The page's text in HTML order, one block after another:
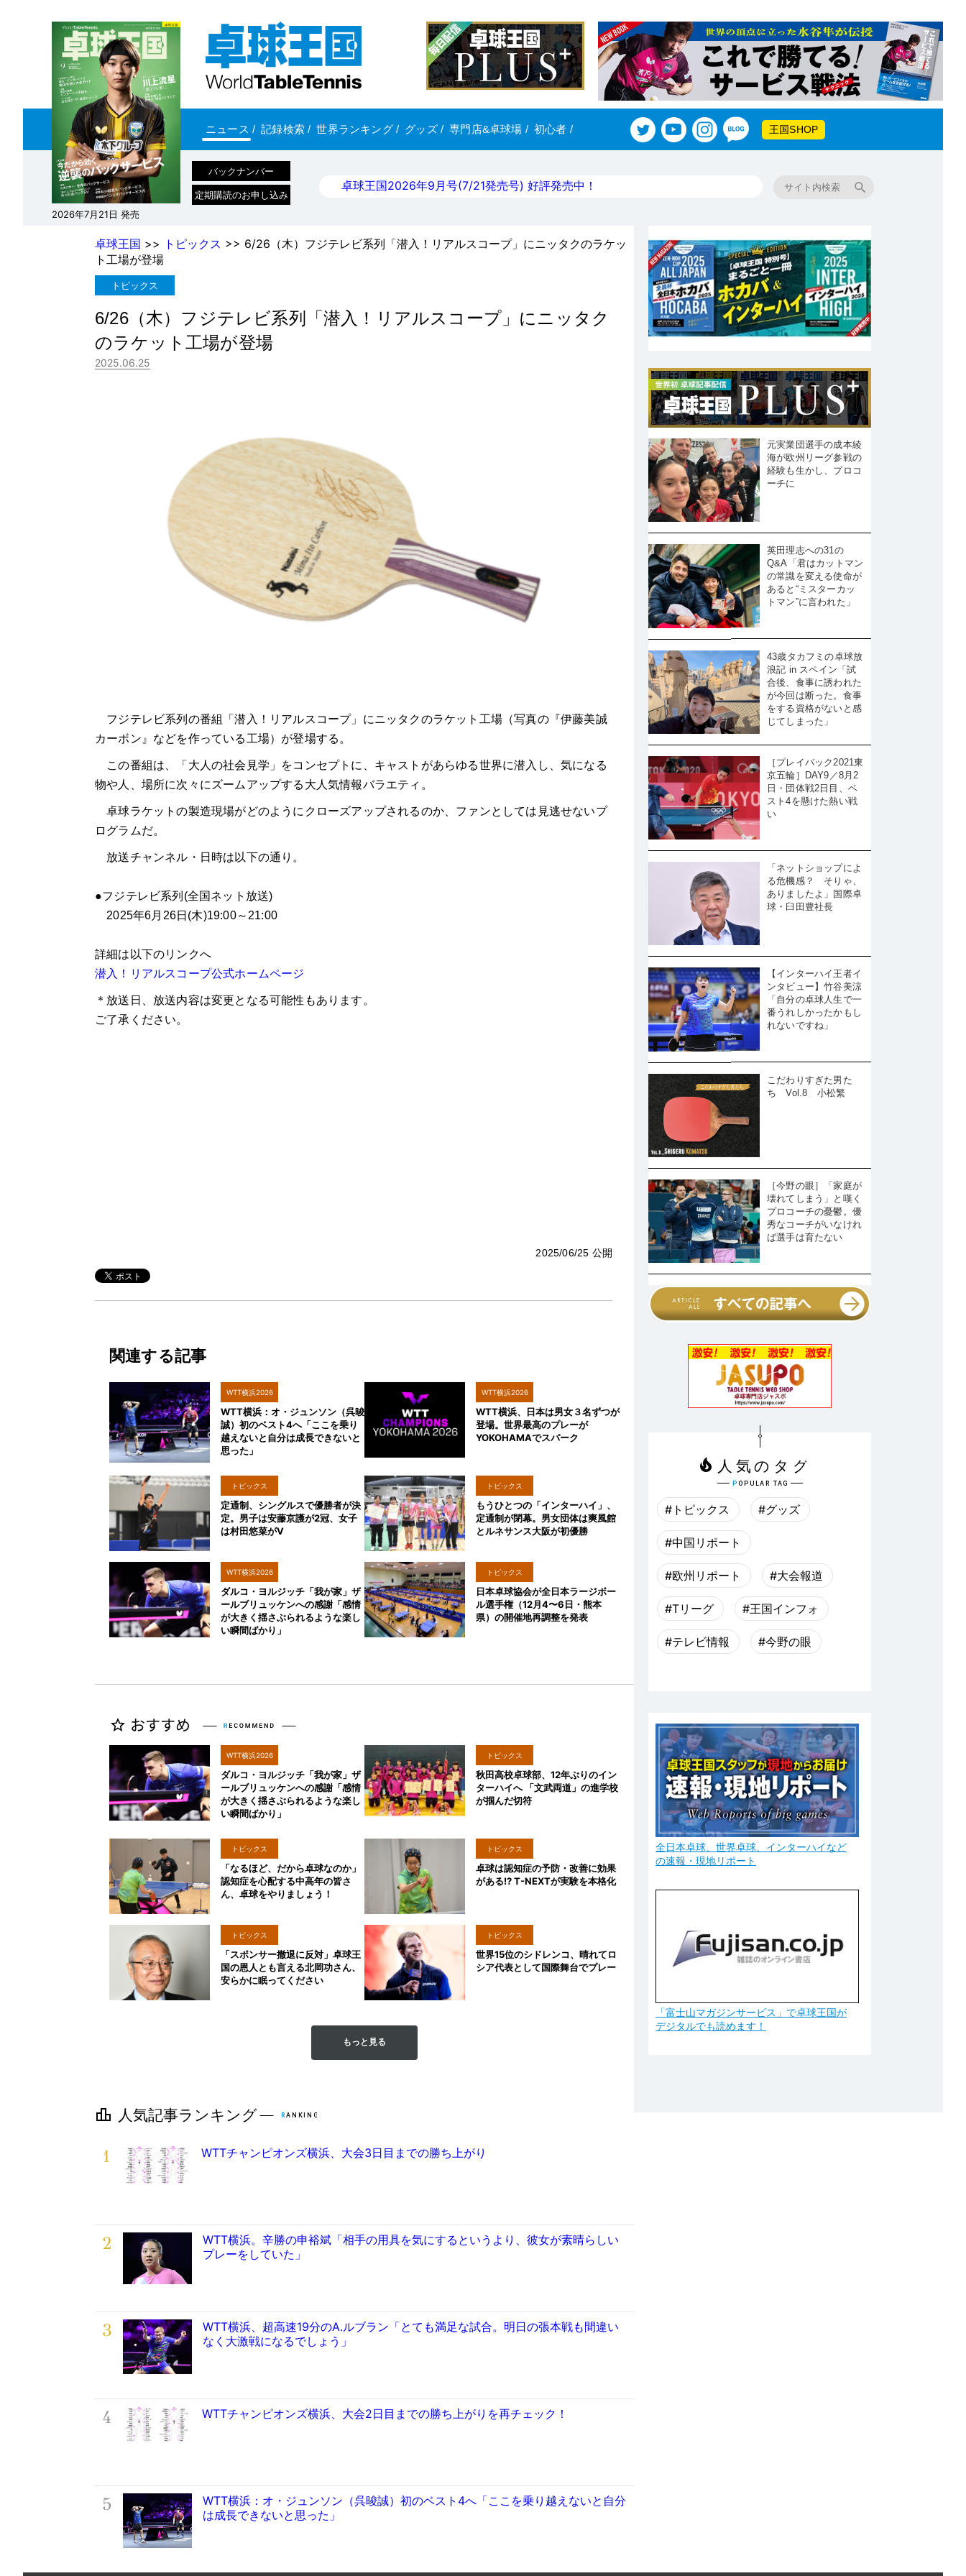
ニュース / 記録検索 / 世界ランキング/ グッズ/ 専門店&卓球場 / 初心者 / 王国SHOP
2026年7月21日 発売
バックナンバー
定期購読のお申し込み
卓球王国2026年9月号(7/21発売号) 好評発売中！
卓球王国 >> トピックス >> 6/26（木）フジテレビ系列「潜入！リアルスコープ」にニッタクのラケッ
ト工場が登場
トピックス
6/26（木）フジテレビ系列「潜入！リアルスコープ」にニッタク
のラケット工場が登場
2025.06.25
フジテレビ系列の番組「潜入！リアルスコープ」にニッタクのラケット工場（写真の『伊藤美誠
カーボン』などを作っている工場）が登場する。
この番組は、「大人の社会見学」をコンセプトに、キャストがあらゆる世界に潜入し、気になる
物や人、場所に次々にズームアップする大人気情報バラエティ。
卓球ラケットの製造現場がどのようにクローズアップされるのか、ファンとしては見逃せないプ
ログラムだ。
放送チャンネル・日時は以下の通り。
●フジテレビ系列(全国ネット放送)
2025年6月26日(木)19:00～21:00
詳細は以下のリンクへ
潜入！リアルスコープ公式ホームページ
＊放送日、放送内容は変更となる可能性もあります。
ご了承ください。
2025/06/25 公開
関連する記事
WTT横浜2026
WTT横浜：オ・ジュンソン（呉晙
誠）初のベスト4へ「ここを乗り
越えないと自分は成長できないと
思った」
WTT横浜2026
WTT横浜、日本は男女３名ずつが
登場。世界最高のプレーが
YOKOHAMAでスパーク
トピックス
定通制、シングルスで優勝者が決
定。男子は安藤京護が2冠、女子
は村田悠菜がV
トピックス
もうひとつの「インターハイ」、
定通制が閉幕。男女団体は爽風館
とルネサンス大阪が初優勝
WTT横浜2026
ダルコ・ヨルジッチ「我が家」ザ
ールブリュッケンへの感謝「感情
が大きく揺さぶられるような楽し
い瞬間ばかり」
トピックス
日本卓球協会が全日本ラージボー
ル選手権（12月4〜6日・熊本
県）の開催地再調整を発表
WTT横浜2026
ダルコ・ヨルジッチ「我が家」ザ
ールブリュッケンへの感謝「感情
が大きく揺さぶられるような楽し
い瞬間ばかり」
トピックス
秋田高校卓球部、12年ぶりのイン
ターハイへ 「文武両道」の進学校
が掴んだ切符
トピックス
「なるほど、だから卓球なのか」
認知症を心配する中高年の皆さ
ん、卓球をやりましょう！
トピックス
卓球は認知症の予防・改善に効果
がある!? T-NEXTが実験を本格化
トピックス
「スポンサー撤退に反対」卓球王
国の恩人とも言える北岡功さん、
安らかに眠ってください
トピックス
世界15位のシドレンコ、晴れてロ
シア代表として国際舞台でプレー
もっと見る
1 WTTチャンピオンズ横浜、大会3日目までの勝ち上がり
2
WTT横浜。辛勝の申裕斌「相手の用具を気にするというより、彼女が素晴らしい
プレーをしていた」
3
WTT横浜、超高速19分のA.ルブラン「とても満足な試合。明日の張本戦も間違い
なく大激戦になるでしょう」
4 WTTチャンピオンズ横浜、大会2日目までの勝ち上がりを再チェック！
5
WTT横浜：オ・ジュンソン（呉晙誠）初のベスト4へ「ここを乗り越えないと自分
は成長できないと思った」
元実業団選手の成本綾
海が欧州リーグ参戦の
経験も生かし、プロコ
ーチに
英田理志への31の
Q&A「君はカットマン
の常識を変える使命が
あると“ミスターカッ
トマン”に言われた」
43歳タカフミの卓球放
浪記 in スペイン「試
合後、食事に誘われた
が今回は断った。食事
をする資格がないと感
じてしまった」
［プレイバック2021東
京五輪］DAY9／8月2
日・団体戦2日目、ベ
スト4を懸けた熱い戦
い
「ネットショップによ
る危機感？ そりゃ、
ありましたよ」国際卓
球・臼田豊社長
【インターハイ王者イ
ンタビュー】竹谷美涼
「自分の卓球人生で一
番うれしかったかもし
れないですね」
こだわりすぎた男た
ち Vol.8 小松繁
［今野の眼］「家庭が
壊れてしまう」と嘆く
プロコーチの憂鬱。優
秀なコーチがいなけれ
ば選手は育たない
#トピックス #グッズ
#中国リポート
#欧州リポート #大会報道
#Tリーグ #王国インフォ
#テレビ情報 #今野の眼
全日本卓球、世界卓球、インターハイなど
の速報・現地リポート
「富士山マガジンサービス」で卓球王国が
デジタルでも読めます！